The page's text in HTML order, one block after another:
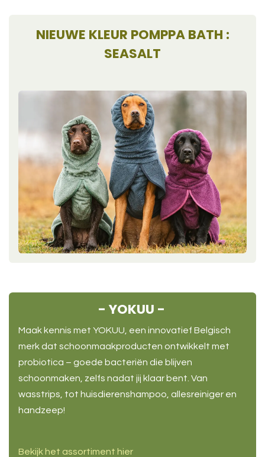
NIEUWE KLEUR POMPPA BATH :
SEASALT
- YOKUU -
Maak kennis met YOKUU, een innovatief Belgisch
merk dat schoonmaakproducten ontwikkelt met
probiotica – goede bacteriën die blijven
schoonmaken, zelfs nadat jij klaar bent. Van
wasstrips, tot huisdierenshampoo, allesreiniger en
handzeep!
Bekijk het assortiment hier